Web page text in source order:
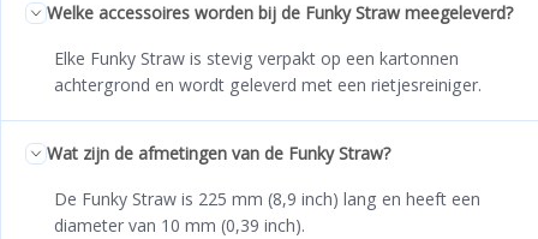
Welke accessoires worden bij de Funky Straw meegeleverd?
Elke Funky Straw is stevig verpakt op een kartonnen
achtergrond en wordt geleverd met een rietjesreiniger.
Wat zijn de afmetingen van de Funky Straw?
De Funky Straw is 225 mm (8,9 inch) lang en heeft een
diameter van 10 mm (0,39 inch).